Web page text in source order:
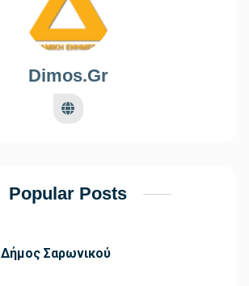
Dimos.gr
Popular Posts
Δήμος Σαρωνικού